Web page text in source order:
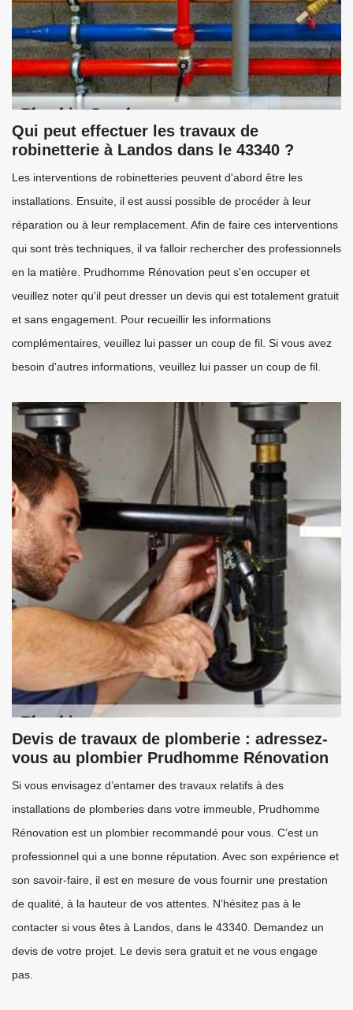
Qui peut effectuer les travaux de
robinetterie à Landos dans le 43340 ?
Les interventions de robinetteries peuvent d'abord être les
installations. Ensuite, il est aussi possible de procéder à leur
réparation ou à leur remplacement. Afin de faire ces interventions
qui sont très techniques, il va falloir rechercher des professionnels
en la matière. Prudhomme Rénovation peut s'en occuper et
veuillez noter qu'il peut dresser un devis qui est totalement gratuit
et sans engagement. Pour recueillir les informations
complémentaires, veuillez lui passer un coup de fil. Si vous avez
besoin d'autres informations, veuillez lui passer un coup de fil.
Devis de travaux de plomberie : adressez-
vous au plombier Prudhomme Rénovation
Si vous envisagez d’entamer des travaux relatifs à des
installations de plomberies dans votre immeuble, Prudhomme
Rénovation est un plombier recommandé pour vous. C’est un
professionnel qui a une bonne réputation. Avec son expérience et
son savoir-faire, il est en mesure de vous fournir une prestation
de qualité, à la hauteur de vos attentes. N’hésitez pas à le
contacter si vous êtes à Landos, dans le 43340. Demandez un
devis de votre projet. Le devis sera gratuit et ne vous engage
pas.